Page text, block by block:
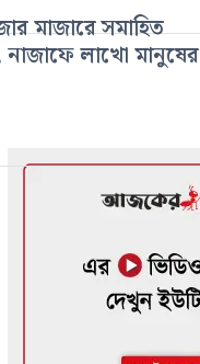
মাজারে সমাহিত
নাজাফে লাখো মানুষের